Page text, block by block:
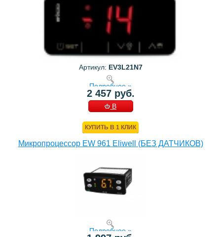
Артикул: EV3L21N7
Подробнее »
2 457 руб.
В
КУПИТЬ В 1 КЛИК
Микропроцессор EW 961 Eliwell (БЕЗ ДАТЧИКОВ)
Подробнее »